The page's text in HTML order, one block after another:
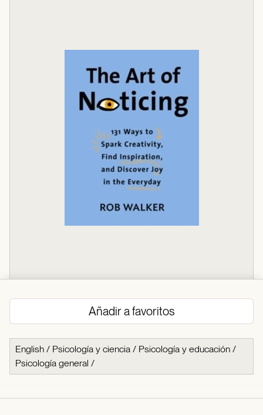
Añadir a favoritos
English / Psicología y ciencia / Psicología y educación /
Psicología general /